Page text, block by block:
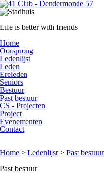
Life is better with friends
Home
Oorsprong
Ledenlijst
Leden
Ereleden
Seniors
Bestuur
Past bestuur
CS - Projecten
Project
Evenementen
Contact
Home > Ledenlijst > Past bestuur
Past bestuur